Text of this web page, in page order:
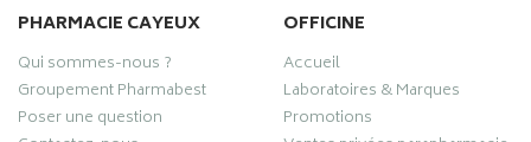
PHARMACIE CAYEUX
Qui sommes-nous ?
Groupement Pharmabest
Poser une question
OFFICINE
Accueil
Laboratoires & Marques
Promotions